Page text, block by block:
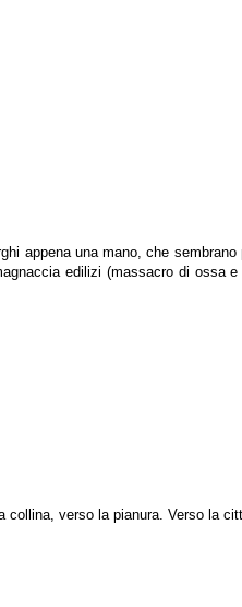
appena una mano, che
edilizi (massacro di ossa
verso la pianura. Verso la